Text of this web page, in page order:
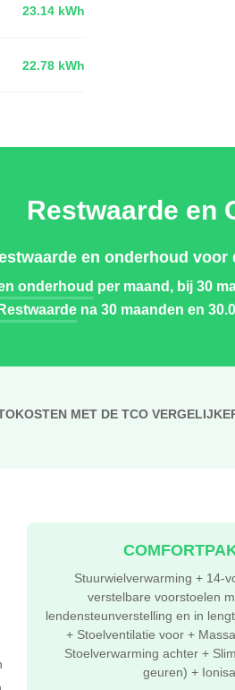
23.14 kWh
22.78 kWh
Restwaarde en
en onderhoud voor
onderhoud per maand, bij 30
na 30 maanden en
MET DE TCO
Stuurwielverwarming + 14-
verstelbare voorstoelen
lendensteunverstelling en in
+ Stoelventilatie voor +
Stoelverwarming achter +
geuren) +